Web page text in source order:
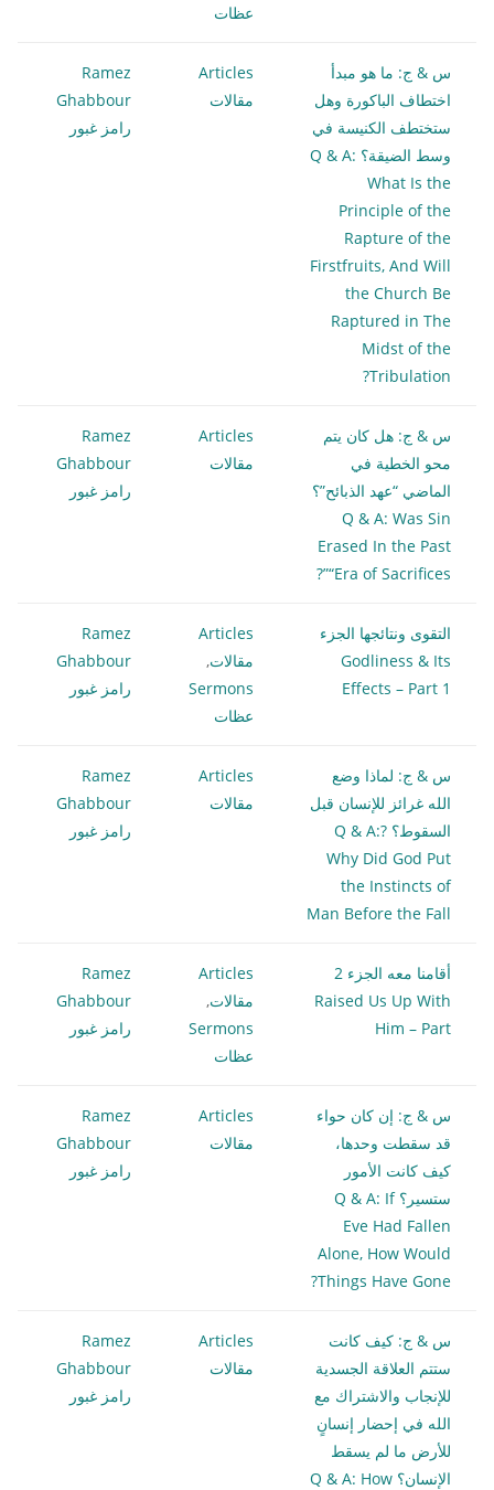
عظات
س & ج: ما هو مبدأ
اختطاف الباكورة وهل
ستختطف الكنيسة في
وسط الضيقة؟ Q & A:
What Is the
Principle of the
Rapture of the
Firstfruits, And Will
the Church Be
Raptured in The
Midst of the
Tribulation?
Articles
مقالات
Ramez
Ghabbour
رامز غبور
س & ج: هل كان يتم
محو الخطية في
الماضي “عهد الذبائح”؟
Q & A: Was Sin
Erased In the Past
“Era of Sacrifices”?
Articles
مقالات
Ramez
Ghabbour
رامز غبور
التقوى ونتائجها الجزء
Godliness & Its
Effects – Part 1
Articles
مقالات,
Sermons
عظات
Ramez
Ghabbour
رامز غبور
س & ج: لماذا وضع
الله غرائز للإنسان قبل
السقوط؟ ?Q & A:
Why Did God Put
the Instincts of
Man Before the Fall
Articles
مقالات
Ramez
Ghabbour
رامز غبور
أقامنا معه الجزء 2
Raised Us Up With
Him – Part
Articles
مقالات,
Sermons
عظات
Ramez
Ghabbour
رامز غبور
س & ج: إن كان حواء
قد سقطت وحدها،
كيف كانت الأمور
ستسير؟ Q & A: If
Eve Had Fallen
Alone, How Would
Things Have Gone?
Articles
مقالات
Ramez
Ghabbour
رامز غبور
س & ج: كيف كانت
ستتم العلاقة الجسدية
للإنجاب والاشتراك مع
الله في إحضار إنسانٍ
للأرض ما لم يسقط
الإنسان؟ Q & A: How
Articles
مقالات
Ramez
Ghabbour
رامز غبور